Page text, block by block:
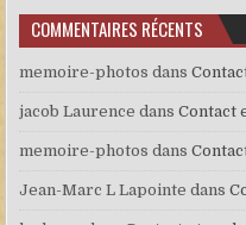
COMMENTAIRES RÉCENTS
memoire-photos dans
jacob Laurence dansContact
memoire-photos dans
Jean-Marc L Lapointe dans